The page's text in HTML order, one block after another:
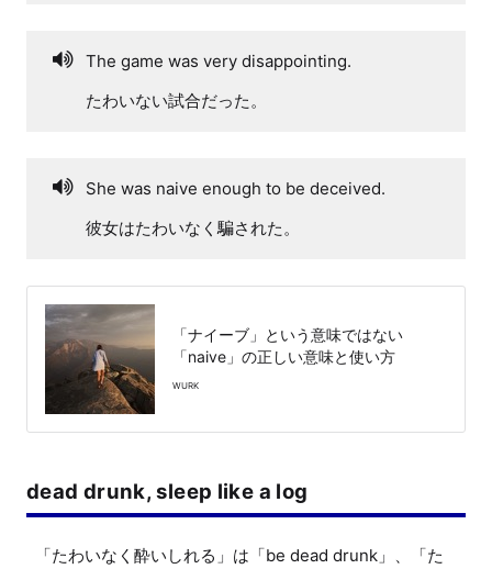
The game was very disappointing.
たわいない試合だった。
She was naive enough to be deceived.
彼女はたわいなく騙された。
「ナイーブ」という意味ではない
「naive」の正しい意味と使い方
WURK
dead drunk, sleep like a log
「たわいなく酔いしれる」は「be dead drunk」、「た